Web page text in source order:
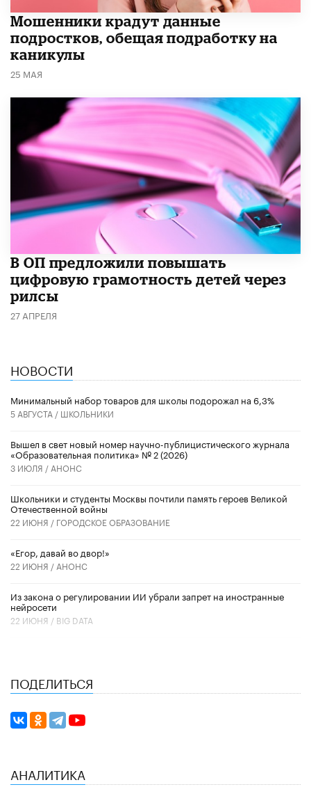
Мошенники крадут данные
подростков, обещая подработку на
каникулы
25 МАЯ
В ОП предложили повышать
цифровую грамотность детей через
рилсы
27 АПРЕЛЯ
НОВОСТИ
Минимальный набор товаров для школы подорожал на 6,3%
5 АВГУСТА / ШКОЛЬНИКИ
Вышел в свет новый номер научно-публицистического журнала
«Образовательная политика» № 2 (2026)
3 ИЮЛЯ / АНОНС
Школьники и студенты Москвы почтили память героев Великой
Отечественной войны
22 ИЮНЯ / ГОРОДСКОЕ ОБРАЗОВАНИЕ
«Егор, давай во двор!»
22 ИЮНЯ / АНОНС
Из закона о регулировании ИИ убрали запрет на иностранные
нейросети
22 ИЮНЯ / BIG DATA
ПОДЕЛИТЬСЯ
АНАЛИТИКА